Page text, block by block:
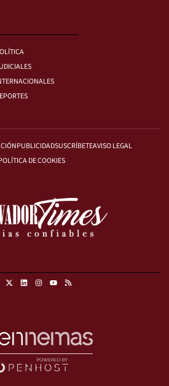
PUBLICIDADSUSCRÍBETEAVISO LEGAL
DE COOKIES
LinkedinInstagram